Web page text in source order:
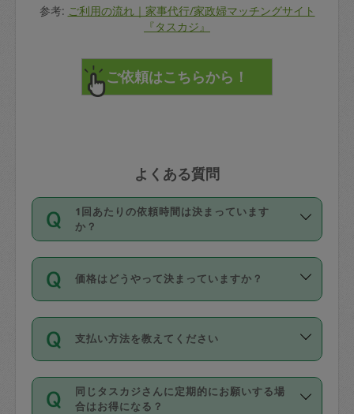
参考: ご利用の流れ｜家事代行/家政婦マッチングサイト
『タスカジ』
よくある質問
1回あたりの依頼時間は決まっています
か？
依頼1回につき3時間固定です。3時間を
超えて依頼したい場合は、延長機能をご
利用ください。機能をご利用いただくに
の上事前申請することが必要です。な
お、3時間を下回っても、値引き等はござ
いません。
価格はどうやって決まっていますか？
11種類の価格帯の中からタスカジさん自
身が価格を選んで設定しています。
タスカジさんの価格設定には最初は制限
があり、レビュー件数、レビューの平均
値、などで除々に設定可能な最高額が上
支払い方法を教えてください
お支払方法はクレジットカード（Visa／
Master／JCB／AMERICAN EXPRESS／
同じタスカジさんに定期的にお願いする場
合はお得になる？